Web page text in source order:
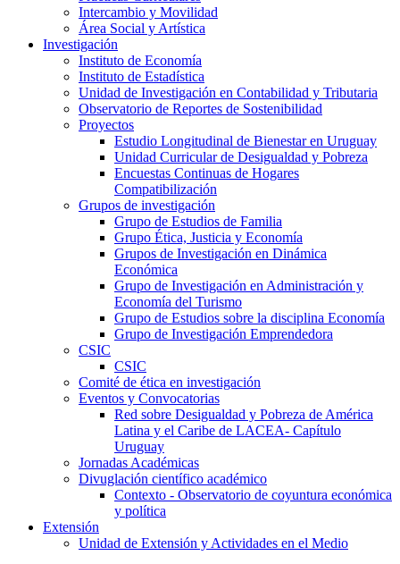
Intercambio y Movilidad
Área Social y Artística
Investigación
Instituto de Economía
Instituto de Estadística
Unidad de Investigación en Contabilidad y Tributaria
Observatorio de Reportes de Sostenibilidad
Proyectos
Estudio Longitudinal de Bienestar en Uruguay
Unidad Curricular de Desigualdad y Pobreza
Encuestas Continuas de Hogares
Compatibilización
Grupos de investigación
Grupo de Estudios de Familia
Grupo Ética, Justicia y Economía
Grupos de Investigación en Dinámica
Económica
Grupo de Investigación en Administración y
Economía del Turismo
Grupo de Estudios sobre la disciplina Economía
Grupo de Investigación Emprendedora
CSIC
CSIC
Comité de ética en investigación
Eventos y Convocatorias
Red sobre Desigualdad y Pobreza de América
Latina y el Caribe de LACEA- Capítulo
Uruguay
Jornadas Académicas
Divuglación científico académico
Contexto - Observatorio de coyuntura económica
y política
Extensión
Unidad de Extensión y Actividades en el Medio